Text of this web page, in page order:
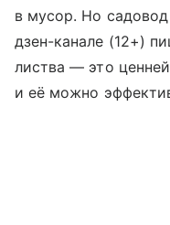
в мусор. Но
дзен-канале (12+)
листва — это
и её можно